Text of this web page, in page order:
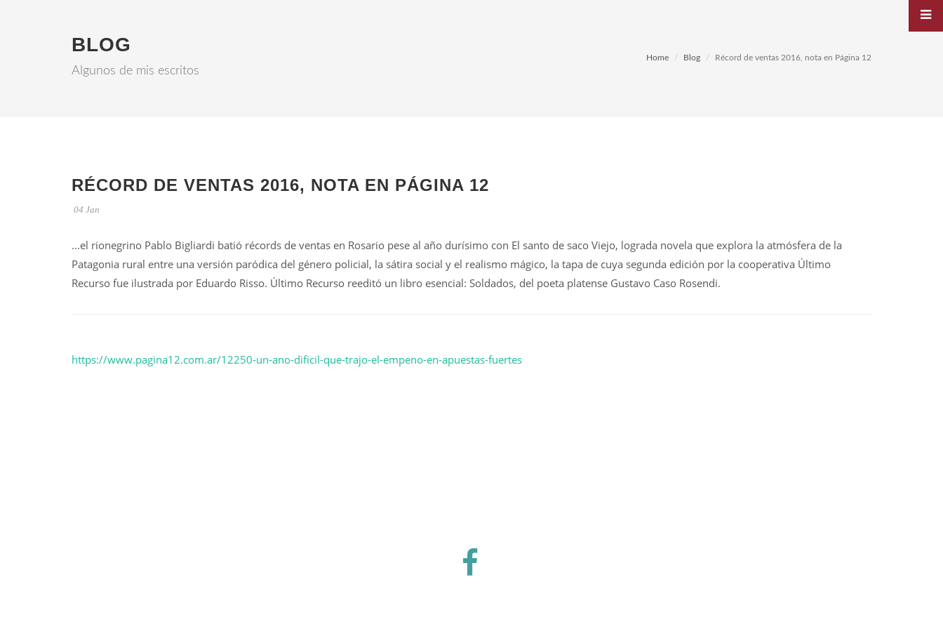
BLOG
Algunos de mis escritos
Home Blog Récord de ventas 2016, nota en Página 12
RÉCORD DE VENTAS 2016, NOTA EN PÁGINA 12
04 Jan
...el rionegrino Pablo Bigliardi batió récords de ventas en Rosario pese al año durísimo con El santo de saco Viejo, lograda novela que explora la atmósfera de la
Patagonia rural entre una versión paródica del género policial, la sátira social y el realismo mágico, la tapa de cuya segunda edición por la cooperativa Último
Recurso fue ilustrada por Eduardo Risso. Último Recurso reeditó un libro esencial: Soldados, del poeta platense Gustavo Caso Rosendi.
https://www.pagina12.com.ar/12250-un-ano-dificil-que-trajo-el-empeno-en-apuestas-fuertes